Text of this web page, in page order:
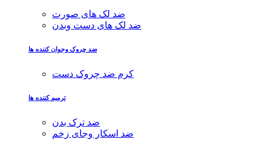
ضد لک های صورت
ضد لک های دست وبدن
ضد چروک وجوان کننده ها
کرم ضد چروک دست
ترمیم کننده ها
ضد ترک بدن
ضد اسکار وجای زخم